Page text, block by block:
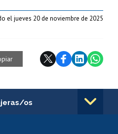
el jueves 20 de noviembre de 2025
os